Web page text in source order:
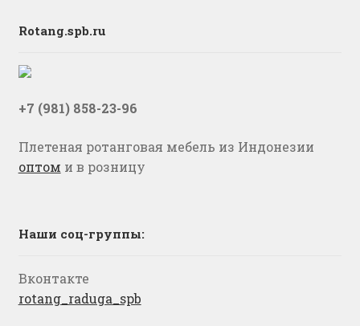
Rotang.spb.ru
+7 (981) 858-23-96
Плетеная ротанговая мебель из Индонезии
оптом и в розницу
Наши соц-группы:
Вконтакте
rotang_raduga_spb